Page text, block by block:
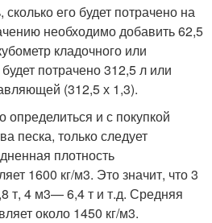
его будет потрачено на
необходимо добавить 62,5
кладочного или
потрачено 312,5 л или
(312,5 х 1,3).
определиться и с покупкой
песка, только следует
плотность
1600 кг/м3. Это значит, что 3
т, 4 м3— 6,4 т и т.д. Средняя
около 1450 кг/м3.